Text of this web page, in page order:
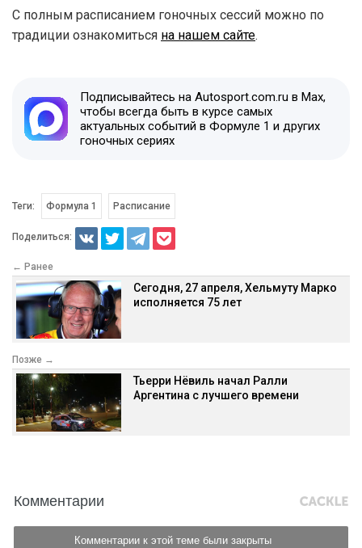
С полным расписанием гоночных сессий можно по
традиции ознакомиться на нашем сайте.
Подписывайтесь на Autosport.com.ru в Max,
чтобы всегда быть в курсе самых
актуальных событий в Формуле 1 и других
гоночных сериях
Теги: Формула 1 Расписание
Поделиться:
← Ранее
Сегодня, 27 апреля, Хельмуту Марко
исполняется 75 лет
Позже →
Тьерри Нёвиль начал Ралли
Аргентина с лучшего времени
Комментарии
Комментарии к этой теме были закрыты